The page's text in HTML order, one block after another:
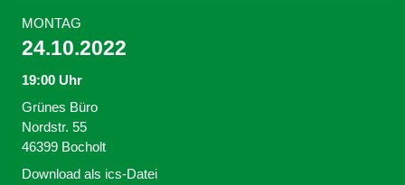
MONTAG
24.10.2022
19:00 Uhr
Grünes Büro
Nordstr. 55
46399 Bocholt
Download als ics-Datei